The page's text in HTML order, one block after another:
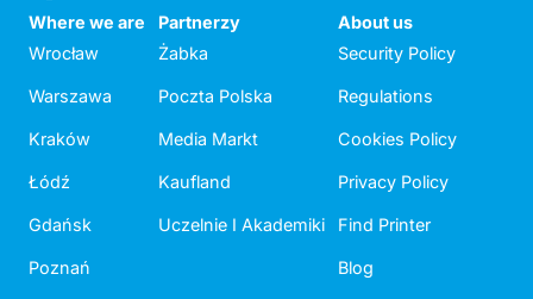
Where we are
Wrocław
Warszawa
Kraków
Łódź
Gdańsk
Poznań
Partnerzy
Żabka
Poczta Polska
Media Markt
Kaufland
Uczelnie I Akademiki
About us
Security Policy
Regulations
Cookies Policy
Privacy Policy
Find Printer
Blog